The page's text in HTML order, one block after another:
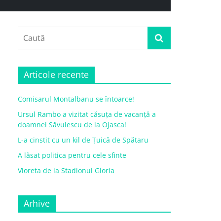
Articole recente
Comisarul Montalbanu se întoarce!
Ursul Rambo a vizitat căsuța de vacanță a
doamnei Săvulescu de la Ojasca!
L-a cinstit cu un kil de Țuică de Spătaru
A lăsat politica pentru cele sfinte
Vioreta de la Stadionul Gloria
Arhive